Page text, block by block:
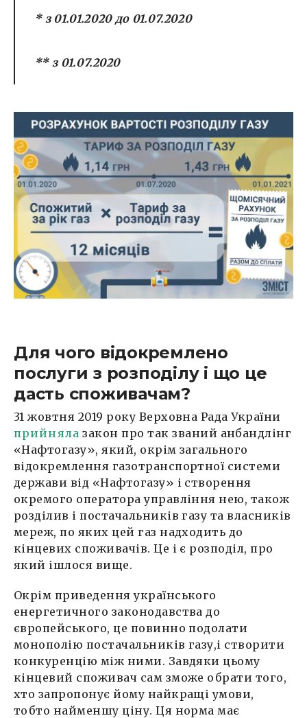
* з 01.01.2020 до 01.07.2020
** з 01.07.2020
Для чого відокремлено
послуги з розподілу і що це
дасть споживачам?
31 жовтня 2019 року Верховна Рада України
прийняла закон про так званий анбандлінг
«Нафтогазу», який, окрім загального
відокремлення газотранспортної системи
держави від «Нафтогазу» і створення
окремого оператора управління нею, також
розділив і постачальників газу та власників
мереж, по яких цей газ надходить до
кінцевих споживачів. Це і є розподіл, про
який ішлося вище.
Окрім приведення українського
енергетичного законодавства до
європейського, це повинно подолати
монополію постачальників газу,і створити
конкуренцію між ними. Завдяки цьому
кінцевий споживач сам зможе обрати того,
хто запропонує йому найкращі умови,
тобто найменшу ціну. Ця норма має